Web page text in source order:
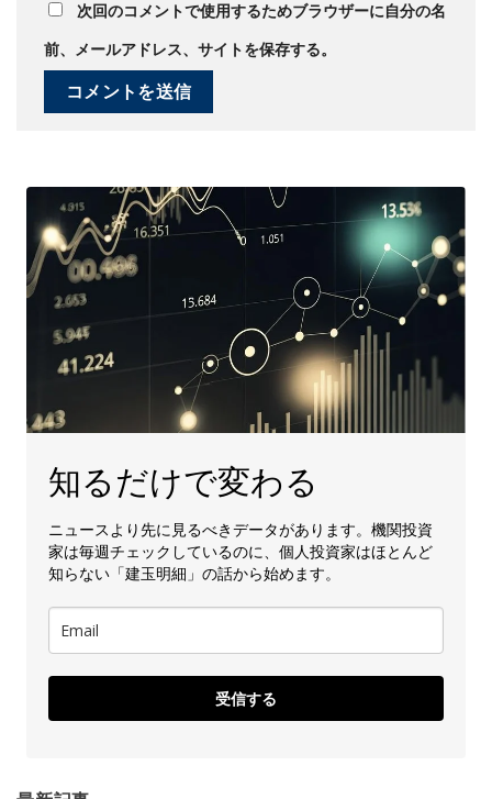
次回のコメントで使用するためブラウザーに自分の名
前、メールアドレス、サイトを保存する。
知るだけで変わる
ニュースより先に見るべきデータがあります。機関投資
家は毎週チェックしているのに、個人投資家はほとんど
知らない「建玉明細」の話から始めます。
受信する